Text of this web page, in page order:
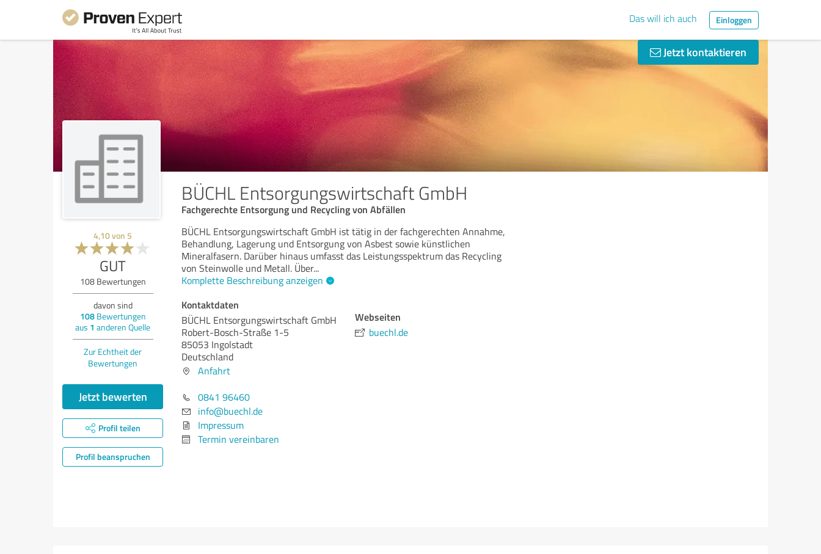
Das will ich auch Einloggen
Jetzt kontaktieren
BÜCHL Entsorgungswirtschaft GmbH
Fachgerechte Entsorgung und Recycling von Abfällen
4,10von 5
GUT
108Bewertungen
davon sind
108Bewertungen
aus 1 anderen Quelle
Zur Echtheit der
Bewertungen
Jetzt bewerten
Profil teilen
Profil beanspruchen
BÜCHL Entsorgungswirtschaft GmbH ist tätig in der fachgerechten Annahme,
Behandlung, Lagerung und Entsorgung von Asbest sowie künstlichen
Mineralfasern. Darüber hinaus umfasst das Leistungsspektrum das Recycling
von Steinwolle und Metall. Über...
Komplette Beschreibung anzeigen
Kontaktdaten
BÜCHL Entsorgungswirtschaft GmbH
Robert-Bosch-Straße 1-5
85053 Ingolstadt
Deutschland
Anfahrt
0841 96460
info@buechl.de
Impressum
Termin vereinbaren
Webseiten
buechl.de